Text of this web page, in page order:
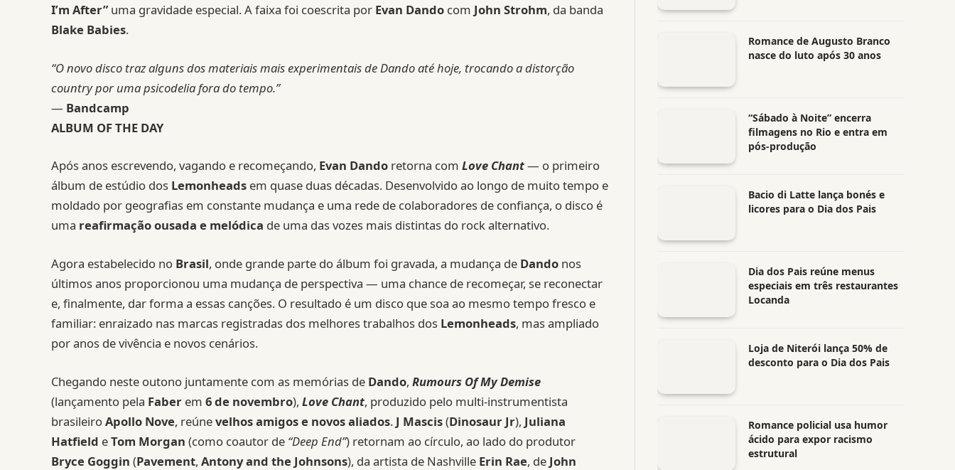
I’m After” uma gravidade especial. A faixa foi coescrita por Evan Dando com John Strohm, da banda
Blake Babies.
“O novo disco traz alguns dos materiais mais experimentais de Dando até hoje, trocando a distorção
country por uma psicodelia fora do tempo.”
— Bandcamp
ALBUM OF THE DAY
Após anos escrevendo, vagando e recomeçando, Evan Dando retorna com Love Chant— o primeiro
álbum de estúdio dos Lemonheads em quase duas décadas. Desenvolvido ao longo de muito tempo e
moldado por geografias em constante mudança e uma rede de colaboradores de confiança, o disco é
uma reafirmação ousada e melódica de uma das vozes mais distintas do rock alternativo.
Agora estabelecido no Brasil, onde grande parte do álbum foi gravada, a mudança de Dando nos
últimos anos proporcionou uma mudança de perspectiva — uma chance de recomeçar, se reconectar
e, finalmente, dar forma a essas canções. O resultado é um disco que soa ao mesmo tempo fresco e
familiar: enraizado nas marcas registradas dos melhores trabalhos dos Lemonheads, mas ampliado
por anos de vivência e novos cenários.
Chegando neste outono juntamente com as memórias de Dando, Rumours Of My Demise
(lançamento pela Faber em 6 de novembro), Love Chant, produzido pelo multi-instrumentista
brasileiro Apollo Nove, reúnevelhos amigos e novos aliados. J Mascis(Dinosaur Jr), Juliana
Hatfield eTom Morgan (como coautor de “Deep End”) retornam ao círculo, ao lado do produtor
Bryce Goggin (Pavement, Antony and the Johnsons), da artista de Nashville Erin Rae, de John
Romance de Augusto Branco
nasce do luto após 30 anos
“Sábado à Noite” encerra
filmagens no Rio e entra em
pós-produção
Bacio di Latte lança bonés e
licores para o Dia dos Pais
Dia dos Pais reúne menus
especiais em três restaurantes
Locanda
Loja de Niterói lança 50% de
desconto para o Dia dos Pais
Romance policial usa humor
ácido para expor racismo
estrutural